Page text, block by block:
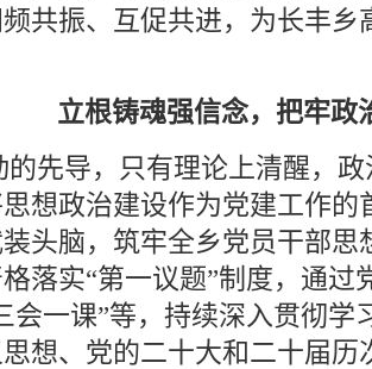
共振、互促共进，为长丰乡
立根铸魂强信念，把牢政
的先导，只有理论上清醒，
想政治建设作为党建工作的
头脑，筑牢全乡党员干部思
落实“第一议题”制度，通过
会一课”等，持续深入贯彻学
想、党的二十大和二十届历